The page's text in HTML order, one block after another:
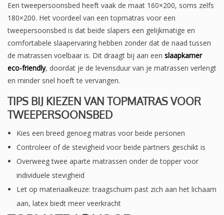
Een tweepersoonsbed heeft vaak de maat 160×200, soms zelfs
180×200. Het voordeel van een topmatras voor een
tweepersoonsbed is dat beide slapers een gelijkmatige en
comfortabele slaapervaring hebben zonder dat de naad tussen
de matrassen voelbaar is. Dit draagt bij aan een slaapkamer
eco-friendly, doordat je de levensduur van je matrassen verlengt
en minder snel hoeft te vervangen.
TIPS BIJ KIEZEN VAN TOPMATRAS VOOR
TWEEPERSOONSBED
Kies een breed genoeg matras voor beide personen
Controleer of de stevigheid voor beide partners geschikt is
Overweeg twee aparte matrassen onder de topper voor
individuele stevigheid
Let op materiaalkeuze: traagschuim past zich aan het lichaam
aan, latex biedt meer veerkracht